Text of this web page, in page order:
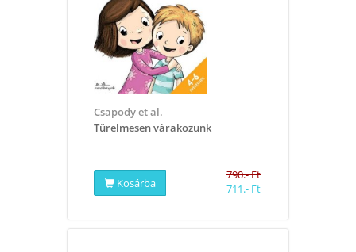
Csapody et al.
​Türelmesen várakozunk
Kosárba
790.- Ft
711.- Ft